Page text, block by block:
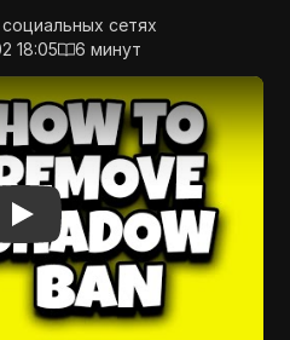
сетях
18:05
6 минут
бан на YouTube